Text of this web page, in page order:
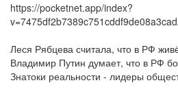
https://pocketnet.app/index?
Леся Рябцева считала, что в РФ
Владимир Путин думает, что в РФ
Знатоки реальности - лидеры